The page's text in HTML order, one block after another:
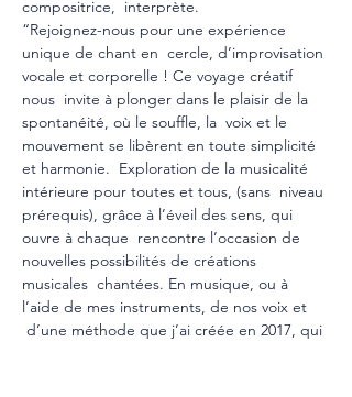
compositrice,  interprète.
“Rejoignez-nous pour une expérience
unique de chant en  cercle, d’improvisation
vocale et corporelle ! Ce voyage créatif
nous  invite à plonger dans le plaisir de la
spontanéité, où le souffle, la  voix et le
mouvement se libèrent en toute simplicité
et harmonie.  Exploration de la musicalité
intérieure pour toutes et tous, (sans  niveau
prérequis), grâce à l’éveil des sens, qui
ouvre à chaque  rencontre l’occasion de
nouvelles possibilités de créations
musicales  chantées. En musique, ou à
l’aide de mes instruments, de nos voix et
d’une méthode que j’ai créée en 2017, qui